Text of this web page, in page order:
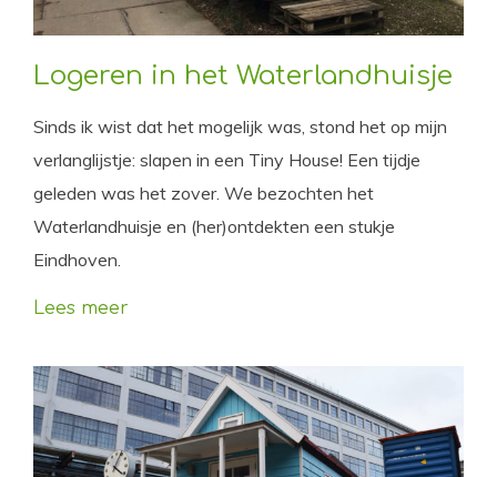
Logeren in het Waterlandhuisje
Sinds ik wist dat het mogelijk was, stond het op mijn
verlanglijstje: slapen in een Tiny House! Een tijdje
geleden was het zover. We bezochten het
Waterlandhuisje en (her)ontdekten een stukje
Eindhoven.
Lees meer